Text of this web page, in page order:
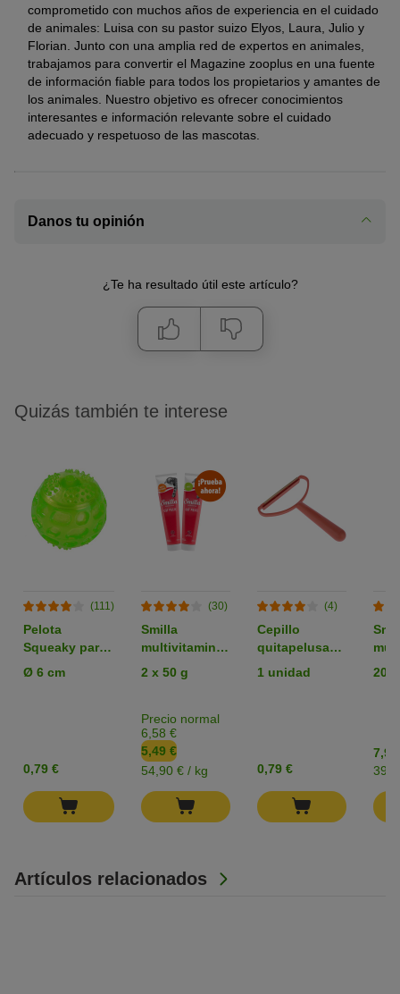
comprometido con muchos años de experiencia en el cuidado
de animales: Luisa con su pastor suizo Elyos, Laura, Julio y
Florian. Junto con una amplia red de expertos en animales,
trabajamos para convertir el Magazine zooplus en una fuente
de información fiable para todos los propietarios y amantes de
los animales. Nuestro objetivo es ofrecer conocimientos
interesantes e información relevante sobre el cuidado
adecuado y respetuoso de las mascotas.
Danos tu opinión
¿Te ha resultado útil este artículo?
Artículos relacionados
Quizás también te interese
(111)
Pelota
Squeaky para
perros
Ø 6 cm
0,79 €
(30)
Smilla
multivitaminas
y malta para
gatos - Pack
2 x 50 g
Precio normal
6,58 €
5,49 €
54,90 € / kg
(4)
Cepillo
quitapelusas
zooplus
1 unidad
0,79 €
con
200